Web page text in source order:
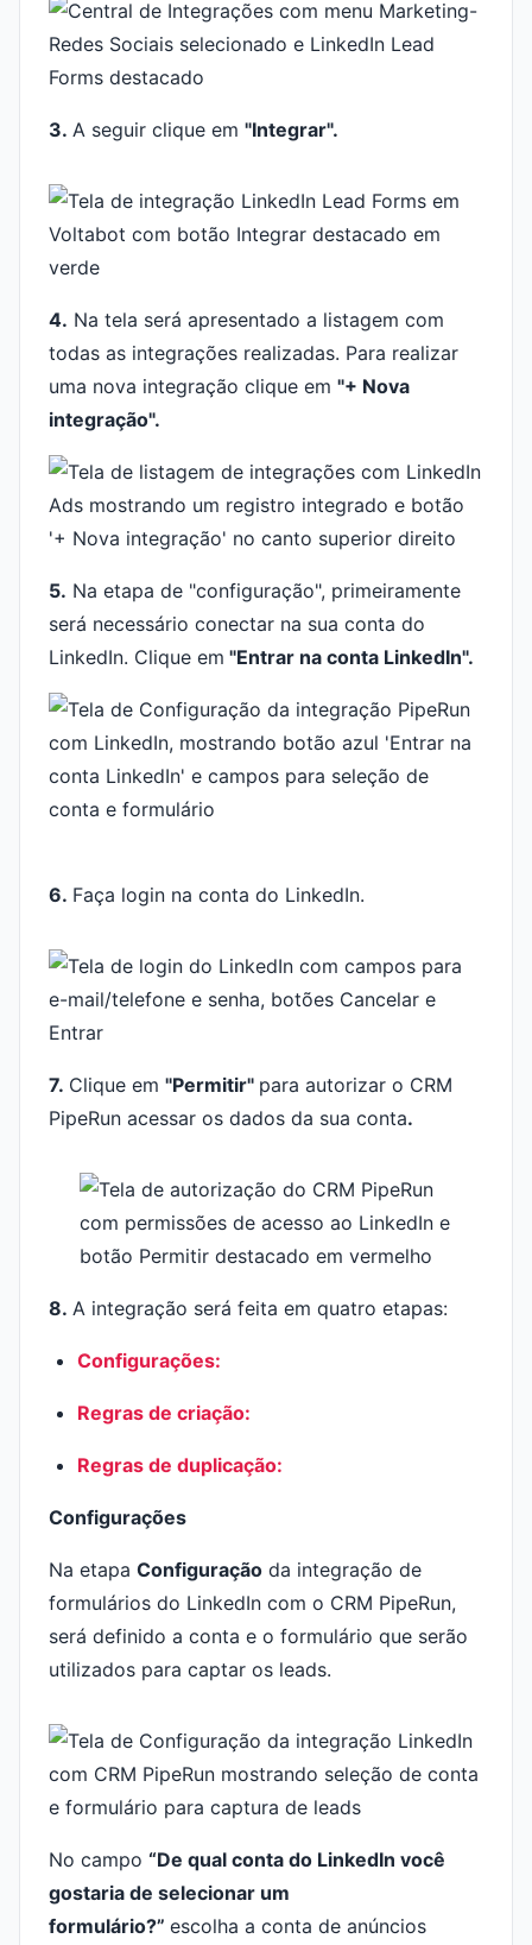
3. A seguir clique em "Integrar".
4. Na tela será apresentado a listagem com
todas as integrações realizadas. Para realizar
uma nova integração clique em "+ Nova
integração".
5. Na etapa de "configuração", primeiramente
será necessário conectar na sua conta do
LinkedIn. Clique em "Entrar na conta LinkedIn".
6. Faça login na conta do LinkedIn.
7. Clique em "Permitir" para autorizar o CRM
PipeRun acessar os dados da sua conta.
8. A integração será feita em quatro etapas:
Configurações:
Regras de criação:
Regras de duplicação:
Configurações
Na etapa Configuração da integração de
formulários do LinkedIn com o CRM PipeRun,
será definido a conta e o formulário que serão
utilizados para captar os leads.
No campo “De qual conta do LinkedIn você
gostaria de selecionar um
formulário?” escolha a conta de anúncios